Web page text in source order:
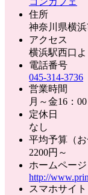
住所
神奈川県横
アクセス
横浜駅西口
電話番号
045-314-3736
営業時間
月～金16：
定休日
なし
平均予算（お
2200円～
ホームページ
http://
スマホサイト